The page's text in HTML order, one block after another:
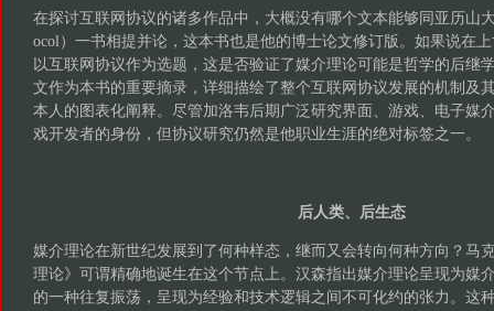
在探讨互联网协议的诸多作品中，大概没有哪个文本能够同亚历山
ocol）一书相提并论，这本书也是他的博士论文修订版。如果说在
以互联网协议作为选题，这是否验证了媒介理论可能是哲学的后继
文作为本书的重要摘录，详细描绘了整个互联网协议发展的机制及
本人的图表化阐释。尽管加洛韦后期广泛研究界面、游戏、电子媒
戏开发者的身份，但协议研究仍然是他职业生涯的绝对标签之一。
后人类、后生态
媒介理论在新世纪发展到了何种样态，继而又会转向何种方向？马
理论》可谓精确地诞生在这个节点上。汉森指出媒介理论呈现为媒
的一种往复振荡，呈现为经验和技术逻辑之间不可化约的张力。这